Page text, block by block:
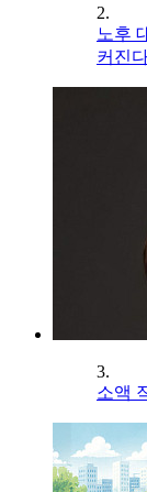
2.
노후
커진
3.
소액